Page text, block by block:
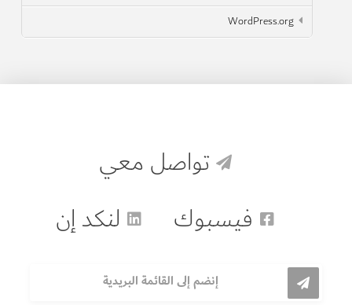
WordPress.org
تواصل معي
فيسبوك
لنكد إن
إنضم إلى القائمة البريدية